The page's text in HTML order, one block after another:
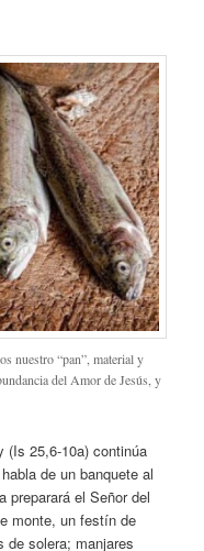
nuestro “pan”, material y
del Amor de Jesús, y
(Is 25,6-10a) continúa
de un banquete al
preparará el Señor del
monte, un festín de
de solera; manjares